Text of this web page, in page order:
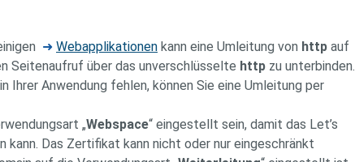
➜ Webapplikationen kann eine Umleitung von http auf
Seitenaufruf über das unverschlüsselte http zu unterbinden.
Ihrer Anwendung fehlen, können Sie eine Umleitung per
„Webspace“ eingestellt sein, damit das Let’s
Das Zertifikat kann nicht oder nur eingeschränkt